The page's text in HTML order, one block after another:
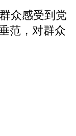
众感受到党
范，对群众